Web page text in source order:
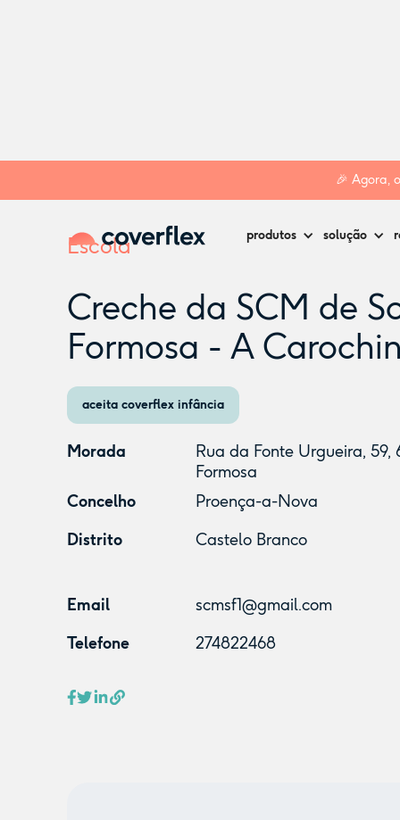
🎉 Agora, o
produtos solução
Escola
Creche da SCM de
Formosa - A
aceita coverflex infância
Morada
Rua da Fonte Urgueira, 59,
Formosa
Concelho
Proença-a-Nova
Distrito
Castelo Branco
Email
scmsf1@gmail.com
Telefone
274822468